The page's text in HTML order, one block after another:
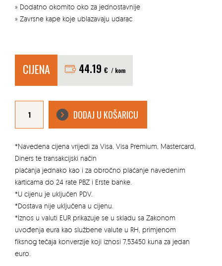
» Dodatno okomito oko za jednostavnije
» Zavrsne kape koje ublazavaju udarac
CIJENA 44.19 € / kom
ALUMINIJSKA
SOLA
DODAJ U KOŠARICU
*Navedena cijena vrijedi za Visa, Visa Premium, Mastercard,
Diners te transakcijski način
plaćanja jednako kao i za obročno plaćanje navedenim
karticama do 24 rate PBZ i Erste banke.
*U cijenu je uključen PDV.
*Dostava nije uključena u cijenu.
*Iznos u valuti EUR prikazuje se u skladu sa Zakonom
uvođenja eura kao službene valute u RH, primjenom
fiksnog tečaja konverzije koji iznosi 7,53450 kuna za jedan
euro.